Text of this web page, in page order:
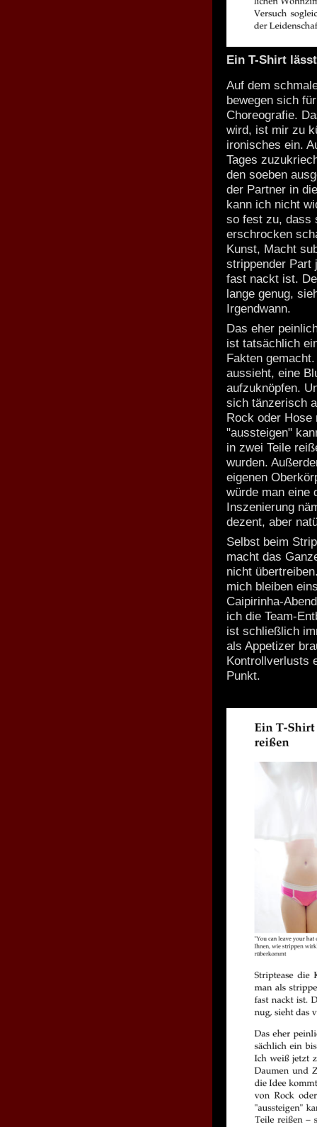
Ein T-Shirt
Auf dem
bewegen sich
Choreografie.
wird, ist mir zu
ironisches ein.
Tages
den soeben
der Partner in
kann ich nicht
so fest zu, dass
erschrocken
Kunst, Macht
strippender Part
fast nackt ist.
lange genug,
Irgendwann.
Das eher
ist tatsächlich
Fakten
aussieht, eine
aufzuknöpfen.
sich tänzerisch
Rock oder
"aussteigen"
in zwei Teile
wurden.
eigenen
würde man eine
Inszenierung
dezent, aber
Selbst beim
macht das
nicht
mich bleiben
Caipirinha-
ich die Team-
ist schließlich
als Appetizer
Kontrollverlusts
Punkt.